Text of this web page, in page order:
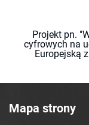
Projekt pn.
cyfrowych na
Europejską
Mapa strony